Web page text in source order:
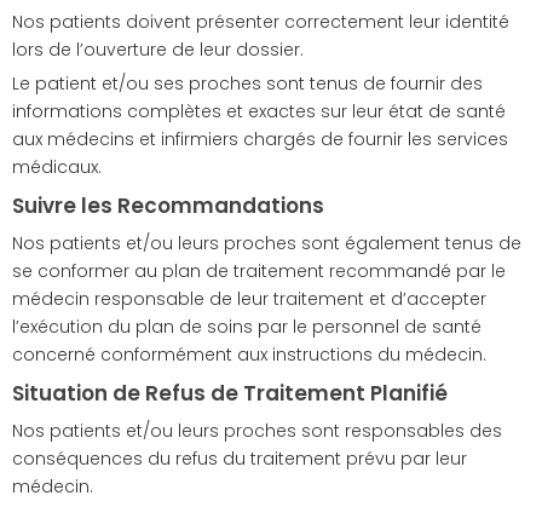
Nos patients doivent présenter correctement leur identité
lors de l’ouverture de leur dossier.
Le patient et/ou ses proches sont tenus de fournir des
informations complètes et exactes sur leur état de santé
aux médecins et infirmiers chargés de fournir les services
médicaux.
Suivre les Recommandations
Nos patients et/ou leurs proches sont également tenus de
se conformer au plan de traitement recommandé par le
médecin responsable de leur traitement et d’accepter
l’exécution du plan de soins par le personnel de santé
concerné conformément aux instructions du médecin.
Situation de Refus de Traitement Planifié
Nos patients et/ou leurs proches sont responsables des
conséquences du refus du traitement prévu par leur
médecin.